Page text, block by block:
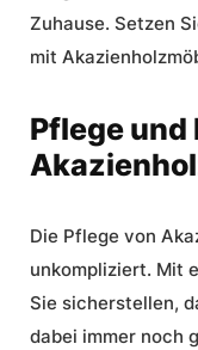
Zuhause. Setzen
mit
Pflege
Die Pflege von
unkompliziert. Mit
Sie sicherstellen,
dabei immer noch